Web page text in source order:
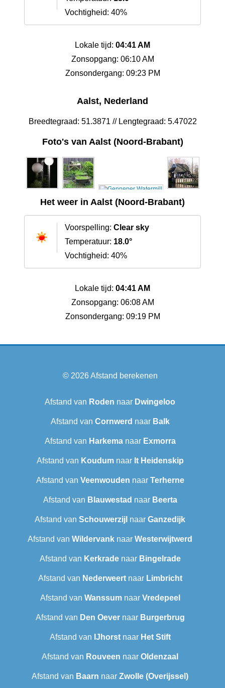
Vochtigheid: 40%
Lokale tijd: 04:41 AM
Zonsopgang: 06:10 AM
Zonsondergang: 09:23 PM
Aalst, Nederland
Breedtegraad: 51.3871 // Lengtegraad: 5.47022
Foto's van Aalst (Noord-Brabant)
Het weer in Aalst (Noord-Brabant)
Voorspelling: Clear sky
Temperatuur: 18.0°
Vochtigheid: 40%
Lokale tijd: 04:41 AM
Zonsopgang: 06:08 AM
Zonsondergang: 09:19 PM
© 2026Afstand berekenen
Afstand van Roden naar Dwingeloo
Afstand van Cornwerd naar Balk
Afstand van Harkemanaar Exmorra
Afstand van Koudumnaar It Heidenskip
Afstand van Veenwouden naar Terherne
Afstand van Blauwestad naar Beerta
Afstand van Schouwerzijl naar Ganzedijk
Afstand van Wildervank naar Westerwijtwerd
Afstand van Kerkradenaar Bingelrade
Afstand van Nederweertnaar Limbricht
Afstand van Wanssumnaar Vredepeel
Afstand van Den Oevernaar Burgerbrug
Afstand van IJhorstnaar Het Stift
Afstand van Rouveen naar Oldenzaal
Afstand van Baarn naar Zwolle (Overijssel)